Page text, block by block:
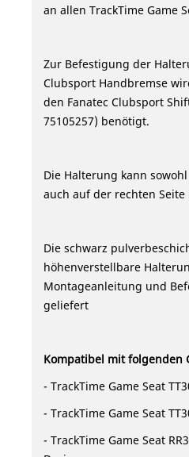
an allen TrackTime Game
Zur Befestigung der
Clubsport Handbremse
den Fanatec Clubsport
75105257) benötigt.
Die Halterung kann
auch auf der rechten
Die schwarz
höhenverstellbare
Montageanleitung und
geliefert
Kompatibel mit folgenden
- TrackTime Game Seat
- TrackTime Game Seat
- TrackTime Game Seat